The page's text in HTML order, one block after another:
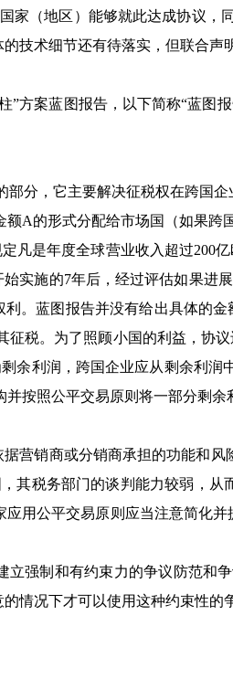
家（地区）能够就此达成协议
技术细节还有待落实，但联合
案蓝图报告，以下简称“蓝图
，它主要解决征税权在跨国企
A的形式分配给市场国（如果
凡是年度全球营业收入超过200
实施的7年后，经过评估如果
。蓝图报告并没有给出具体的
税。为了照顾小国的利益，协
利润，跨国企业应从剩余利
按照公平交易原则将一部分剩
销商或分销商承担的功能和风
其税务部门的谈判能力较弱，
用公平交易原则应当注意简化
制和有约束力的争议防范和
情况下才可以使用这种约束性